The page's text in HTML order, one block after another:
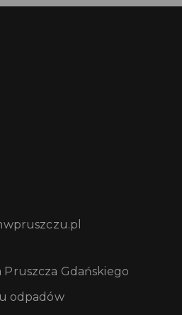
Gdańskiego
odpadów